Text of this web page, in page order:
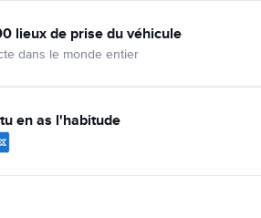
lieux de prise du véhicule
dans le monde entier
en as l'habitude